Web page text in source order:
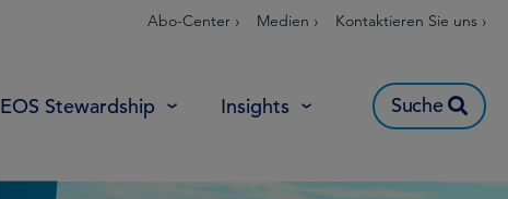
Abo-Center › Medien › Kontaktieren Sie uns ›
EOS Stewardship Insights Suche